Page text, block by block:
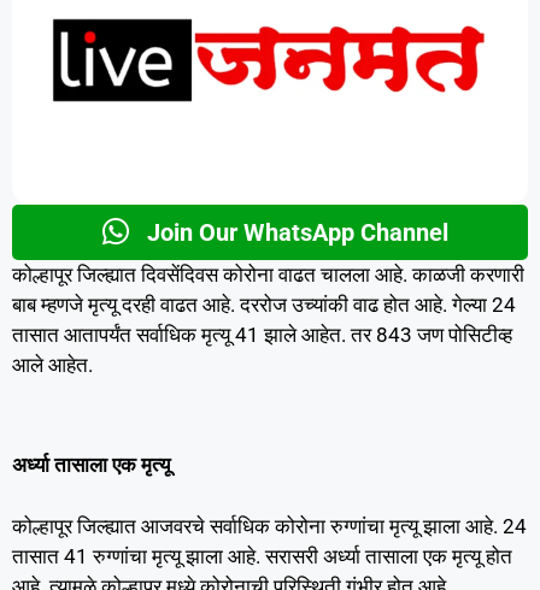
Join Our WhatsApp Channel
कोल्हापूर जिल्ह्यात दिवसेंदिवस कोरोना वाढत चालला आहे. काळजी करणारी
बाब म्हणजे मृत्यू दरही वाढत आहे. दररोज उच्यांकी वाढ होत आहे. गेल्या 24
तासात आतापर्यंत सर्वाधिक मृत्यू 41 झाले आहेत. तर 843 जण पोसिटीव्ह
आले आहेत.
अर्ध्या तासाला एक मृत्यू
कोल्हापूर जिल्ह्यात आजवरचे सर्वाधिक कोरोना रुग्णांचा मृत्यू झाला आहे. 24
तासात 41 रुग्णांचा मृत्यू झाला आहे. सरासरी अर्ध्या तासाला एक मृत्यू होत